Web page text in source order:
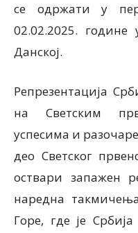
се одржати у
02.02.2025. године
Данској.
Репрезентација
на Светским
успесима и
део Светског
оствари запажен
наредна
Горе, где је